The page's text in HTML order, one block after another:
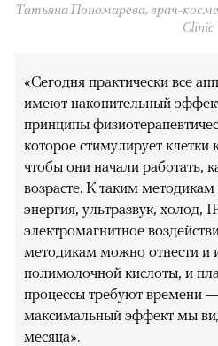
Татьяна Пономарева, врач-
Clinic
«Сегодня практически все
имеют накопительный
принципы
которое стимулирует
чтобы они начали работать,
возрасте. К таким методикам
энергия, ультразвук, холод,
электромагнитное
методикам можно отнести и
полимолочной кислоты, и
процессы требуют времени
максимальный эффект мы
месяца».